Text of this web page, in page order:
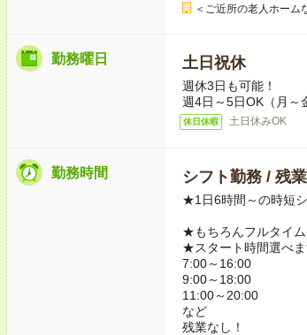
＜ご近所の老人ホーム
勤務曜日 土日祝休
週休3日も可能！
週4日～5日OK（月
休日休暇 土日休みOK
勤務時間 シフト勤務 / 残
★1日6時間～の時短
★もちろんフルタイ
★スタート時間選べ
7:00～16:00
9:00～18:00
11:00～20:00
など
残業なし！